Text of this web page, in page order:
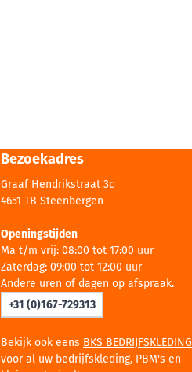
Bezoekadres
Graaf Hendrikstraat 3c
4651 TB Steenbergen
Openingstijden
Ma t/m vrij: 08:00 tot 17:00 uur
Zaterdag: 09:00 tot 12:00 uur
Andere uren of dagen op afspraak.
+31 (0)167-729313
Bekijk ook eens BKS BEDRIJFSKLEDING
voor al uw bedrijfskleding, PBM's en